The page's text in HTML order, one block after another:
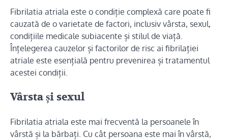
Fibrilatia atriala este o condiție complexă care poate fi
cauzată de o varietate de factori, inclusiv vârsta, sexul,
condițiile medicale subiacente și stilul de viață.
Înțelegerea cauzelor și factorilor de risc ai fibrilației
atriale este esențială pentru prevenirea și tratamentul
acestei condiții.
Vârsta și sexul
Fibrilatia atriala este mai frecventă la persoanele în
vârstă și la bărbați. Cu cât persoana este mai în vârstă,